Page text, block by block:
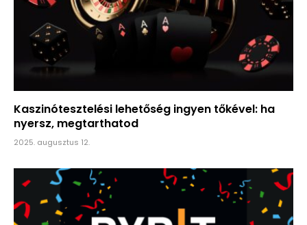
Kaszinótesztelési lehetőség ingyen tőkével: ha
nyersz, megtarthatod
2025. augusztus 12.